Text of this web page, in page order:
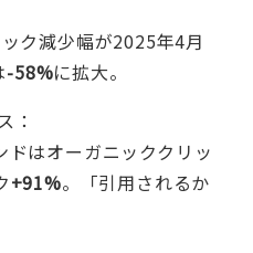
ク減少幅が2025年4月
-58%に拡大。
：
はオーガニッククリッ
+91%。「引用されるか